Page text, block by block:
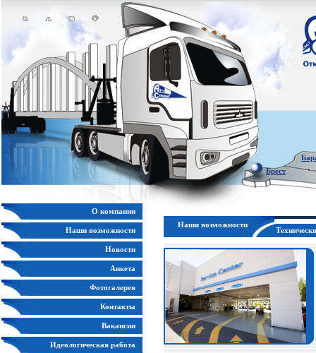
Брест
О компании
Наши возможности
Новости
Анкета
Фотогалерея
Контакты
Вакансии
Идеологическая работа
Наши возможности